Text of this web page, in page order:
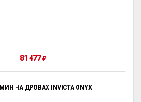
81 477₽
НА ДРОВАХ INVICTA ONYX